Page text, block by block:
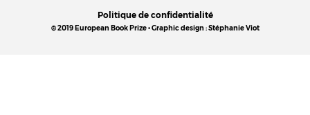
Politique de confidentialité
© 2019 European Book Prize • Graphic design : Stéphanie Viot